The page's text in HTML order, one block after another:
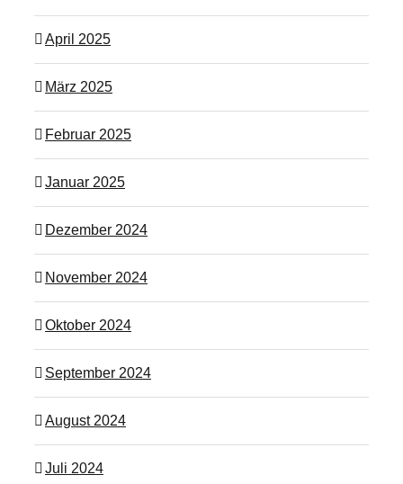
April 2025
März 2025
Februar 2025
Januar 2025
Dezember 2024
November 2024
Oktober 2024
September 2024
August 2024
Juli 2024